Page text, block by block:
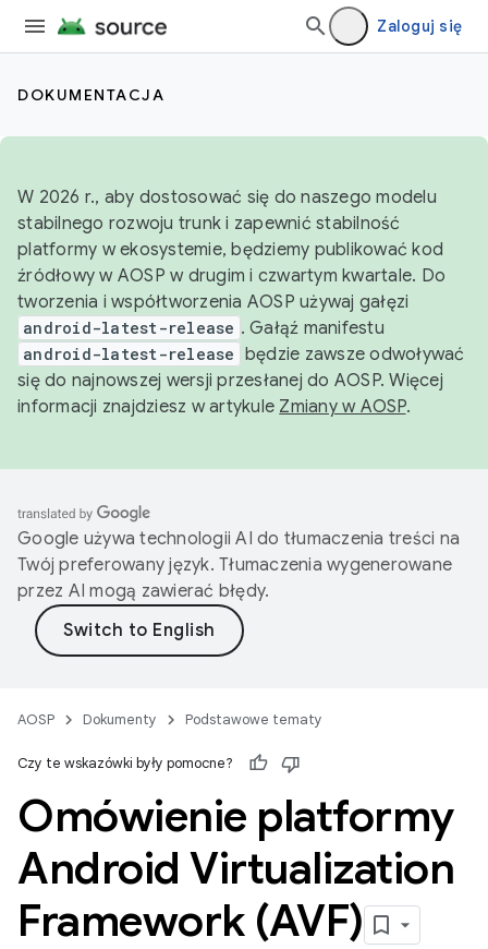
Zaloguj się
DOKUMENTACJA
W 2026 r., aby dostosować się do naszego modelu
stabilnego rozwoju trunk i zapewnić stabilność
platformy w ekosystemie, będziemy publikować kod
źródłowy w AOSP w drugim i czwartym kwartale. Do
tworzenia i współtworzenia AOSP używaj gałęzi
android-latest-release . Gałąź manifestu
android-latest-release będzie zawsze odwoływać
się do najnowszej wersji przesłanej do AOSP. Więcej
informacji znajdziesz w artykule Zmiany w AOSP.
Google używa technologii AI do tłumaczenia treści na
Twój preferowany język. Tłumaczenia wygenerowane
przez AI mogą zawierać błędy.
AOSP Dokumenty Podstawowe tematy
Czy te wskazówki były pomocne?
Omówienie platformy
Android Virtualization
Framework (AVF)